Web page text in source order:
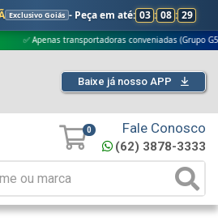
Exclusivo Goiás - Peça em até: 03 : 08 : 28
transportadoras conveniadas (Grupo G5)
Baixe já nosso APP
0 Fale Conosco
(62) 3878-3333